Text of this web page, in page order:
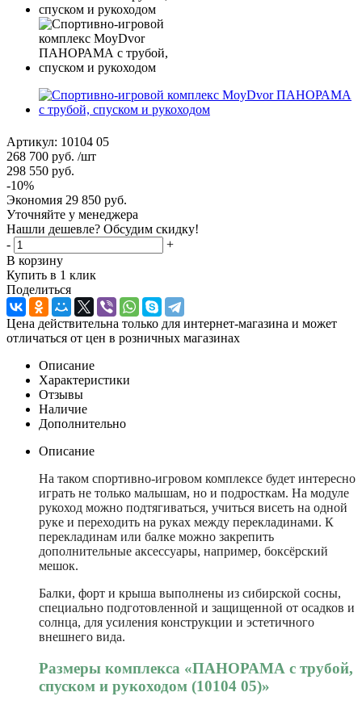
Артикул: 10104 05
268 700 руб. /шт
298 550 руб.
-10%
Экономия 29 850 руб.
Уточняйте у менеджера
Нашли дешевле? Обсудим скидку!
-
+
В корзину
Купить в 1 клик
Поделиться
Цена действительна только для интернет-магазина и может
отличаться от цен в розничных магазинах
Описание
Характеристики
Отзывы
Наличие
Дополнительно
Описание
На таком спортивно-игровом комплексе будет интересно
играть не только малышам, но и подросткам. На модуле
рукоход можно подтягиваться, учиться висеть на одной
руке и переходить на руках между перекладинами. К
перекладинам или балке можно закрепить
дополнительные аксессуары, например, боксёрский
мешок.
Балки, форт и крыша выполнены из сибирской сосны,
специально подготовленной и защищенной от осадков и
солнца, для усиления конструкции и эстетичного
внешнего вида.
Размеры комплекса «ПАНОРАМА с трубой,
спуском и рукоходом (10104 05)»